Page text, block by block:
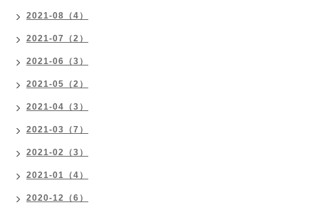
2021-08（4）
2021-07（2）
2021-06（3）
2021-05（2）
2021-04（3）
2021-03（7）
2021-02（3）
2021-01（4）
2020-12（6）